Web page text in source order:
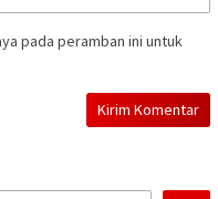
pada peramban ini untuk